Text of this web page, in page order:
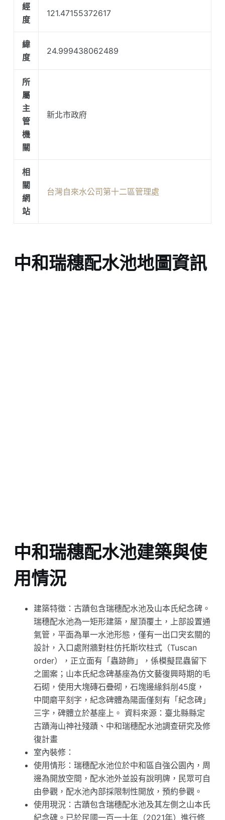
經
度
121.47155372617
緯
度
24.999438062489
所
屬
主
管
機
關
新北市政府
相
關
網
站
台灣自來水公司第十二區管理處
中和瑞穗配水池地圖資訊
中和瑞穗配水池建築與使
用情況
建築特徵：古蹟包含瑞穗配水池及山本氏紀念碑。
瑞穗配水池為一矩形建築，屋頂覆土，上部設置通
氣管，平面為單一水池形態，僅有一出口宊玄關的
設計，入口處附牆對柱仿托斯坎柱式（Tuscan
order），正立面有「蟲跡飾」，係模擬昆蟲留下
之圖案；山本氏紀念碑基座為仿文藝復興時期的毛
石砌，使用大塊磚石疊砌，石塊邊緣斜削45度，
中間磨平刻字，紀念碑體為陽面僅刻有「紀念碑」
三字，碑體立於基座上。 資料來源：臺北縣縣定
古蹟海山神社殘蹟、中和瑞穗配水池調查研究及修
復計畫
室內裝修：
使用情形：瑞穗配水池位於中和區自強公園內，周
邊為開放空間，配水池外並設有說明牌，民眾可自
由參觀，配水池內部採限制性開放，預約參觀。
使用現況：古蹟包含瑞穗配水池及其左側之山本氏
紀念碑。已於民國一百一十年（2021年）進行修